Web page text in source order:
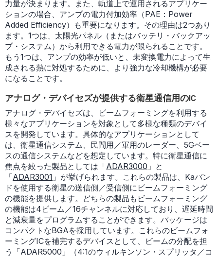
力量が決まります。また、軌道上で運用されるアプリケー
ションの場合、アンプの電力付加効率（PAE：Power
Added Efficiency）も重要になります。その理由は2つあり
ます。1つは、太陽光パネル（またはバッテリ・バックアッ
プ・システム）から利用できる電力が限られることです。
もう1つは、アンプの効率が低いと、未変換電力によって生
成される熱に対処するために、より強力な冷却機構が必要
になることです。
アナログ・デバイセズが提供する衛星通信用のIC
アナログ・デバイセズは、ビームフォーミングを利用する
様々なアプリケーションを対象として多様な種類のデバイ
スを開発しています。具体的なアプリケーションとして
は、衛星通信システム、民間用／軍用のレーダー、5Gベー
スの通信システムなどを想定しています。特に衛星通信に
焦点を絞った製品としては「ADAR3000 」と
「ADAR3001 」が挙げられます。これらの製品は、Kaバン
ドを使用する衛星の送信側／受信側にビームフォーミング
の機能を提供します。どちらの製品もビームフォーミング
の機能は4ビーム／16チャンネルに対応しており、遅延時間
と減衰量をプログラムすることができます。パッケージは
コンパクトなBGAを採用しています。これらのビームフォ
ーミングICを補完するデバイスとして、ビームの分配を担
う「ADAR5000」（4:1のウィルキンソン・スプリッタ／コ